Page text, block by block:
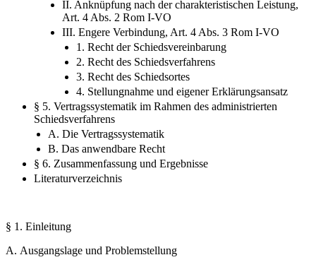
Art. 4 Abs. 2 Rom I-VO
III. Engere Verbindung, Art. 4 Abs. 3 Rom I-VO
1. Recht der Schiedsvereinbarung
2. Recht des Schiedsverfahrens
3. Recht des Schiedsortes
4. Stellungnahme und eigener Erklärungsansatz
§ 5. Vertragssystematik im Rahmen des administrierten
Schiedsverfahrens
A. Die Vertragssystematik
B. Das anwendbare Recht
§ 6. Zusammenfassung und Ergebnisse
Literaturverzeichnis